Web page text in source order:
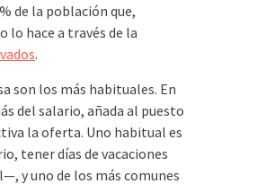
de la población que,
lo hace a través de la
.
son los más habituales. En
del salario, añada al puesto
la oferta. Uno habitual es
tener días de vacaciones
y uno de los más comunes